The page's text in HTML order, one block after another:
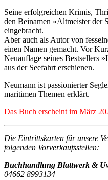
Seine erfolgreichen Krimis,
den Beinamen »Altmeister der
eingebracht.
Aber auch als Autor von
einen Namen gemacht. Vor
Neuauflage seines Bestsellers
aus der Seefahrt erschienen.
Neumann ist passionierter
maritimen Themen erklärt.
Das Buch erscheint im März
Die Eintrittskarten für unsere
folgenden Vorverkaufsstellen:
Buchhandlung Blattwerk &
04662 8993134